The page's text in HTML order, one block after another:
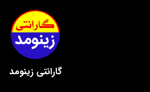
گارانتی زینومد